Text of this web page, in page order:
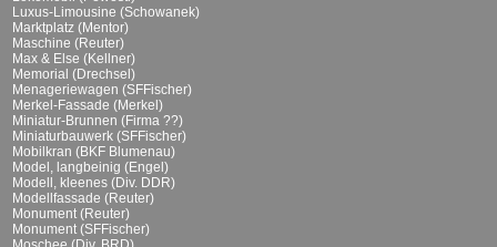
Luxus-Limousine (Schowanek)
Marktplatz (Mentor)
Maschine (Reuter)
Max & Else (Kellner)
Memorial (Drechsel)
Menageriewagen (SFFischer)
Merkel-Fassade (Merkel)
Miniatur-Brunnen (Firma ??)
Miniaturbauwerk (SFFischer)
Mobilkran (BKF Blumenau)
Model, langbeinig (Engel)
Modell, kleenes (Div. DDR)
Modellfassade (Reuter)
Monument (Reuter)
Monument (SFFischer)